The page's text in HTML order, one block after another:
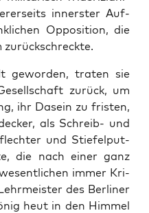
inners­ter Auf­
Oppo­si­ti­on, die
gewor­den, tra­ten sie
zurück, um
ihr Dasein zu fris­ten,
als Schreib- und
und Stie­fel­put­
die nach einer ganz
immer Kri­
des Ber­li­ner
heut in den Him­mel